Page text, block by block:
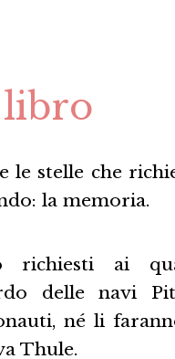
le stelle che
la memoria.
richiesti ai
delle navi
né li
Thule.